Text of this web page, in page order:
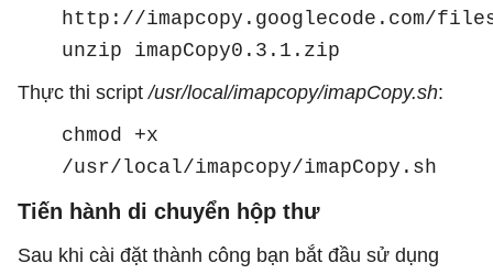
http://imapcopy.googlecode.com/
unzip imapCopy0.3.1.zip
Thực thi script/usr/local/imapcopy/imapCopy.sh:
chmod +x
/usr/local/imapcopy/imapCopy.sh
Tiến hành di chuyển hộp thư
Sau khi cài đặt thành công bạn bắt đầu sử dụng